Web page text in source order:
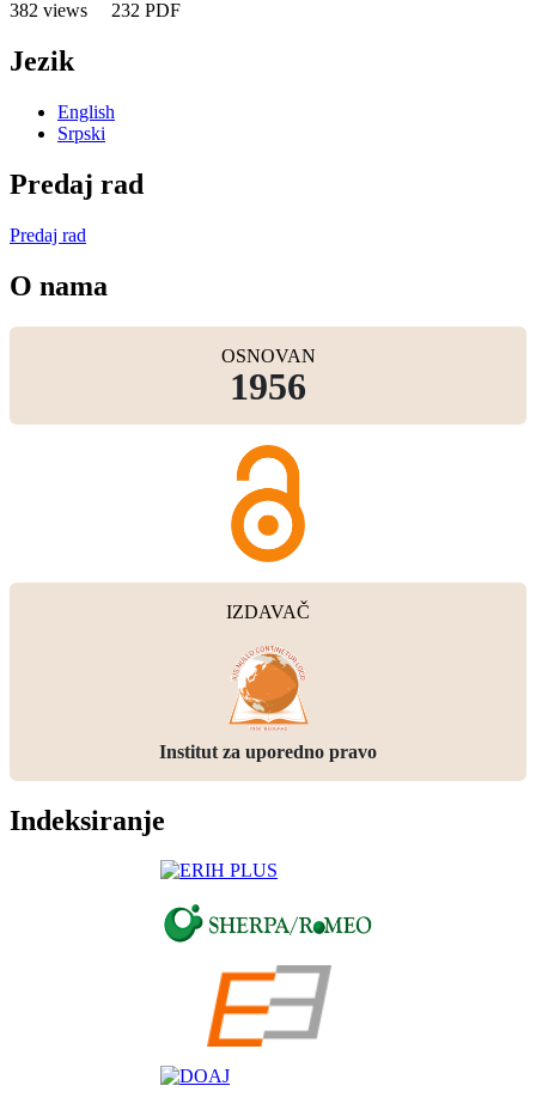
382 views 232 PDF
Jezik
English
Srpski
Predaj rad
Predaj rad
O nama
OSNOVAN
1956
IZDAVAČ
Institut za uporedno pravo
Indeksiranje